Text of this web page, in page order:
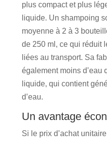
plus compact et plus
liquide. Un shampoing
moyenne à 2 à 3
de 250 ml, ce qui réduit
liées au transport. Sa
également moins d’eau
liquide, qui contient
d’eau.
Un avantage
Si le prix d’achat